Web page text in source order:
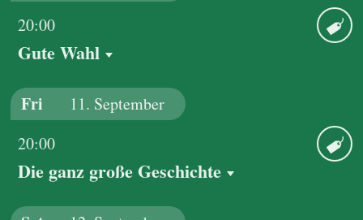
20:00
Gute Wahl
Fri 11. September
20:00
Die ganz große Geschichte